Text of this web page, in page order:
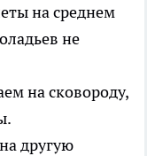
на среднем
не
другую